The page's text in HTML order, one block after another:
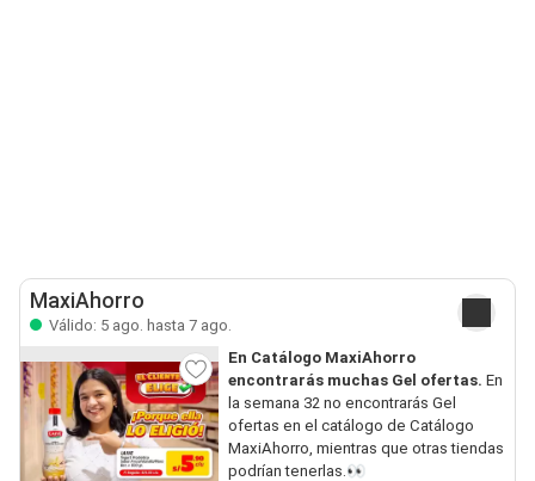
MaxiAhorro
Válido: 5 ago. hasta 7 ago.
En Catálogo MaxiAhorro
encontrarás muchas Gel ofertas. En
la semana 32 no encontrarás Gel
ofertas en el catálogo de Catálogo
MaxiAhorro, mientras que otras tiendas
podrían tenerlas.👀